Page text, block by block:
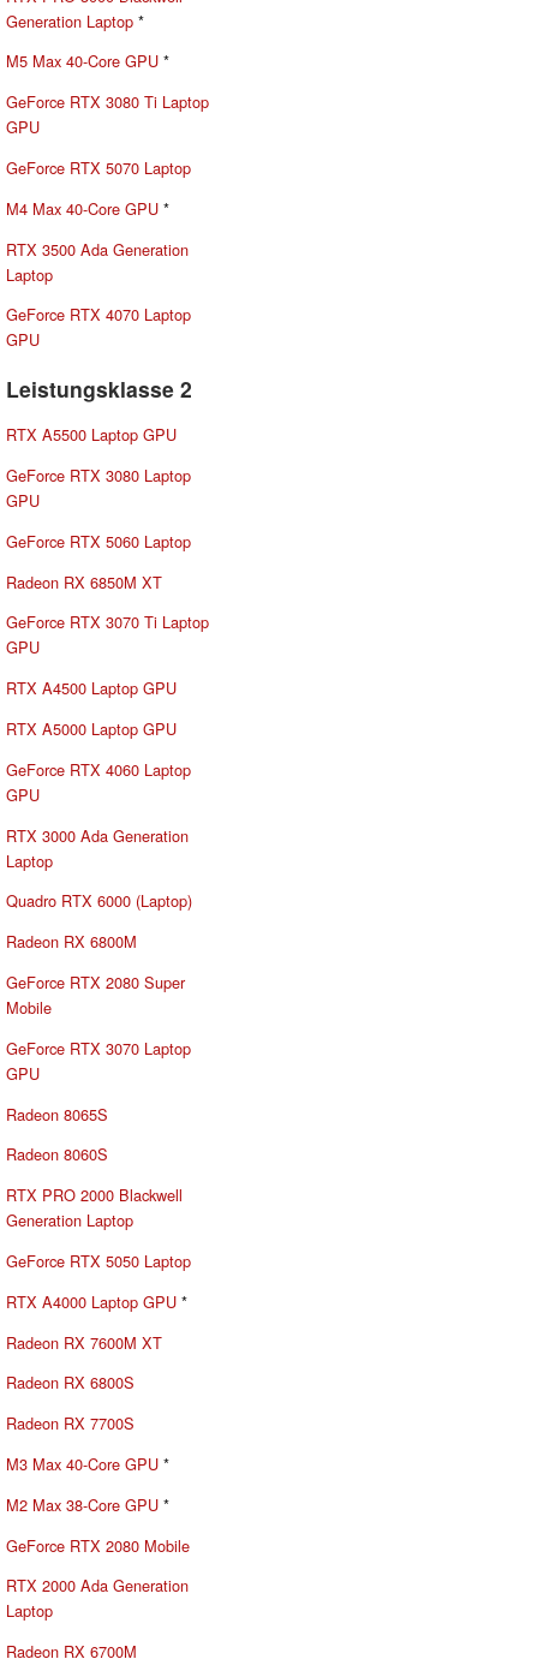
Generation Laptop *
M5 Max 40-Core GPU *
GeForce RTX 3080 Ti Laptop
GPU
GeForce RTX 5070 Laptop
M4 Max 40-Core GPU *
RTX 3500 Ada Generation
Laptop
GeForce RTX 4070 Laptop
GPU
Leistungsklasse 2
RTX A5500 Laptop GPU
GeForce RTX 3080 Laptop
GPU
GeForce RTX 5060 Laptop
Radeon RX 6850M XT
GeForce RTX 3070 Ti Laptop
GPU
RTX A4500 Laptop GPU
RTX A5000 Laptop GPU
GeForce RTX 4060 Laptop
GPU
RTX 3000 Ada Generation
Laptop
Quadro RTX 6000 (Laptop)
Radeon RX 6800M
GeForce RTX 2080 Super
Mobile
GeForce RTX 3070 Laptop
GPU
Radeon 8065S
Radeon 8060S
RTX PRO 2000 Blackwell
Generation Laptop
GeForce RTX 5050 Laptop
RTX A4000 Laptop GPU *
Radeon RX 7600M XT
Radeon RX 6800S
Radeon RX 7700S
M3 Max 40-Core GPU *
M2 Max 38-Core GPU *
GeForce RTX 2080 Mobile
RTX 2000 Ada Generation
Laptop
Radeon RX 6700M